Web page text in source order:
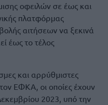
οφειλών σε έως και
πλατφόρμας
αιτήσεων να ξεκινά
έως το τέλος
και αρρύθμιστες
ΕΦΚΑ, οι οποίες έχουν
2023, υπό την